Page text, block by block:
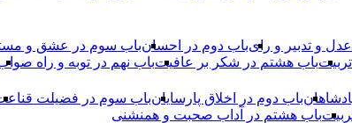
و تدبیر و رایباب دوم در احسانباب سوم در عشق و
باب هشتم در شکر بر عافیتباب نهم در توبه و راه
باب دوم در اخلاق پارسایانباب سوم در فضیلت
باب هشتم در آداب صحبت و همنشنى